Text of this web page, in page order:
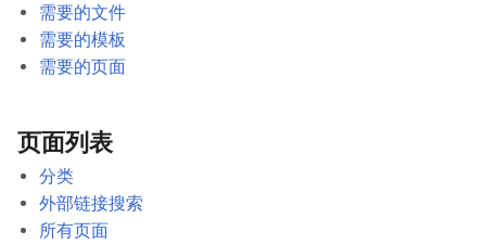
需要的文件
需要的模板
需要的页面
页面列表
分类
外部链接搜索
所有页面